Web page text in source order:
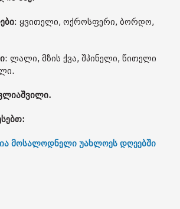
: ყვითელი, ოქროსფერი, ბორდო,
: ლალი, მზის ქვა, შპინელი, წითელი
მოსალოდნელი უახლოეს დღეებში